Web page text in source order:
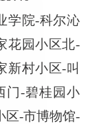
学院-科尔沁
花园小区北-
新村小区-叫
门-碧桂园小
区-市博物馆-